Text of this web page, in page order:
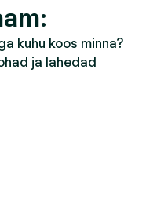
kuhu koos minna?
ja lahedad